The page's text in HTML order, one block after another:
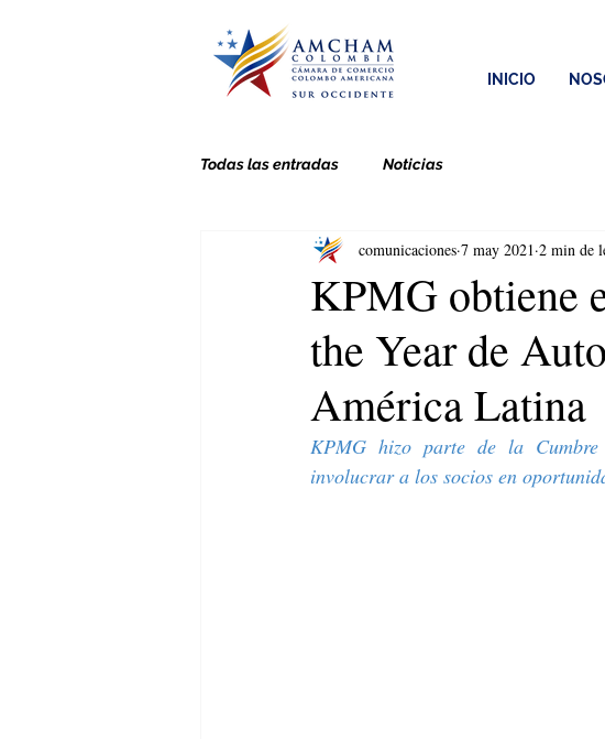
INICIO
Todas las entradas Noticias
KPMG obtiene
the Year de
América Latina
comunicaciones 7 may 2021 2 min de
KPMG hizo parte de la Cumbre
involucrar a los socios en